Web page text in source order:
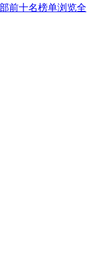
前十名榜单浏览全